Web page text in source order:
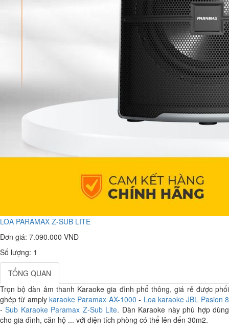
LOA PARAMAX Z-SUB LITE
Đơn giá: 7.090.000 VNĐ
Số lượng: 1
TỔNG QUAN
Trọn bộ dàn âm thanh Karaoke gia đình phổ thông, giá rẻ được phối
ghép từ amplykaraoke Paramax AX-1000 - Loa karaoke JBL Pasion 8
-Sub Karaoke Paramax Z-Sub Lite. Dàn Karaoke này phù hợp dùng
cho gia đình, căn hộ ... với diện tích phòng có thể lên đến 30m2.